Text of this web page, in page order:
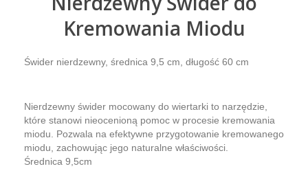
Kremowania Miodu
Świder nierdzewny, średnica 9,5 cm, długość 60 cm
Nierdzewny świder mocowany do wiertarki to narzędzie,
które stanowi nieocenioną pomoc w procesie kremowania
miodu. Pozwala na efektywne przygotowanie kremowanego
miodu, zachowując jego naturalne właściwości.
Średnica 9,5cm